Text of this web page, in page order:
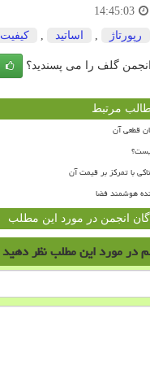
14:45:03
رپورتاژ , اساتید , كیفیت
گلف را می پسندید؟
مرتبط
قطعی آن
با تمرکز بر قیمت آن
هوشمند فضا
انجمن در مورد این مطلب
در مورد این مطلبنظر دهید